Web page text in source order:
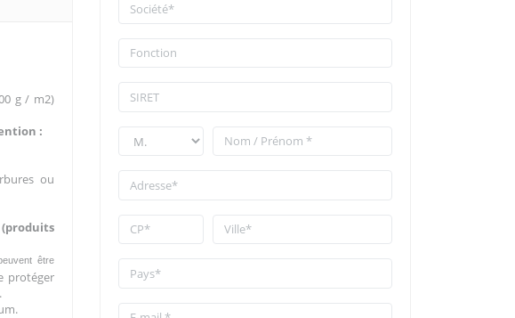
g / m2)
:
ou
(produits
être
protéger